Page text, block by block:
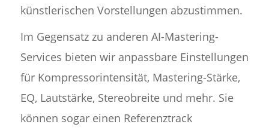
künstlerischen Vorstellungen abzustimmen.
Im Gegensatz zu anderen AI-Mastering-
Services bieten wir anpassbare Einstellungen
für Kompressorintensität, Mastering-Stärke,
EQ, Lautstärke, Stereobreite und mehr. Sie
können sogar einen Referenztrack